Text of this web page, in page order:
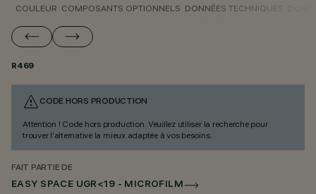
COULEUR COMPOSANTS OPTIONNELS DONNÉES TECHNIQUES
R469
CODE HORS PRODUCTION
Attention ! Code hors production. Veuillez utiliser la recherche pour
trouver l'alternative la mieux adaptée à vos besoins.
FAIT PARTIE DE
EASY SPACE UGR<19 - MICROFILM